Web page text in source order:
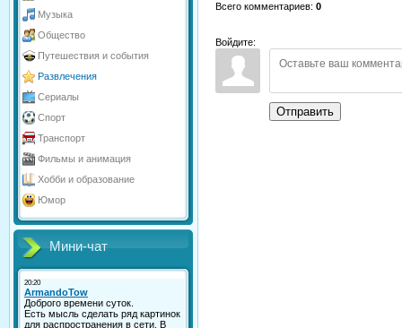
Музыка
Общество
Путешествия и события
Развлечения
Сериалы
Спорт
Транспорт
Фильмы и анимация
Хобби и образование
Юмор
Мини-чат
Всего комментариев: 0
Войдите:
Отправить